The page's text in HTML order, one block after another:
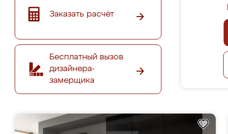
Заказать расчёт
Бесплатный вызов
дизайнера-
замерщика